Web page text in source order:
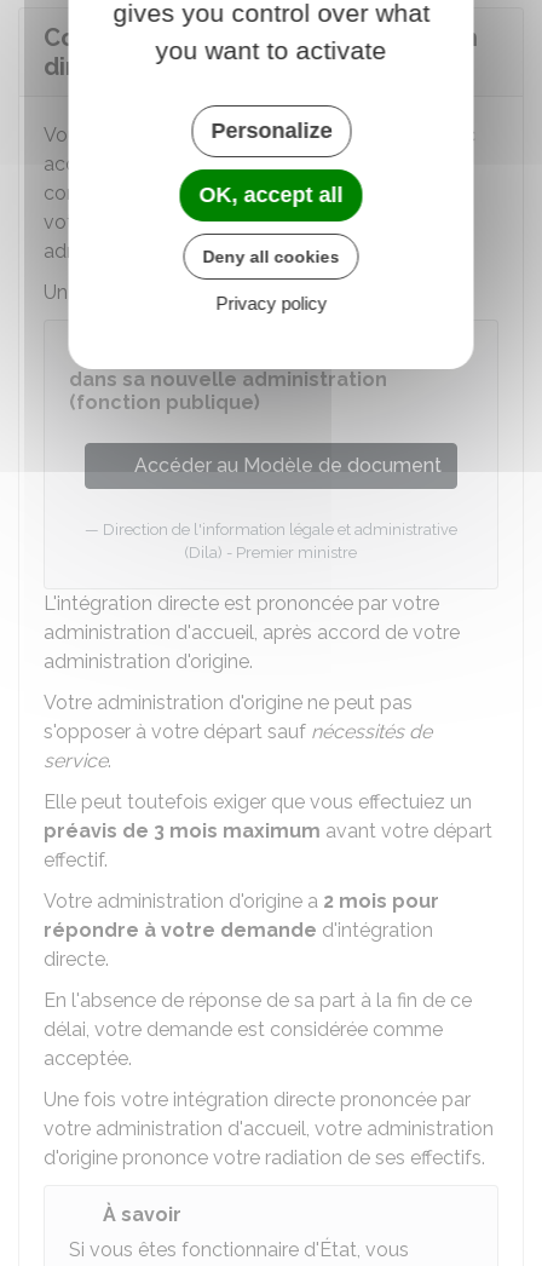
Comment demander une intégration
directe ?
Vous demandez par courrier (recommandé avec
accusé de réception ou remis en mains propres
contre récépissé) l'intégration directe auprès de
votre administration d'accueil et de votre
administration d'origine.
Un modèle de courrier est disponible :
dans sa nouvelle administration
(fonction publique)
Accéder au Modèle de document
Direction de l'information légale et administrative
(Dila) - Premier ministre
L'intégration directe est prononcée par votre
administration d'accueil, après accord de votre
administration d'origine.
Votre administration d'origine ne peut pas
s'opposer à votre départ sauf nécessités de
service.
Elle peut toutefois exiger que vous effectuiez un
préavis de 3 mois maximum avant votre départ
effectif.
Votre administration d'origine a 2 mois pour
répondre à votre demande d'intégration
directe.
En l'absence de réponse de sa part à la fin de ce
délai, votre demande est considérée comme
acceptée.
Une fois votre intégration directe prononcée par
votre administration d'accueil, votre administration
d'origine prononce votre radiation de ses effectifs.
À savoir
Si vous êtes fonctionnaire d'État, vous
gives you control over what
you want to activate
Personalize
OK, accept all
Deny all cookies
Privacy policy